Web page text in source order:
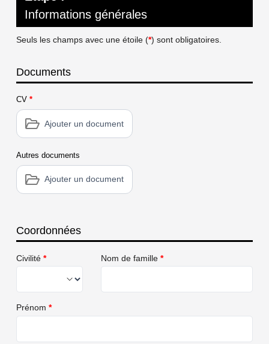
Informations générales
Seuls les champs avec une étoile (*) sont obligatoires.
Documents
CV*
Ajouter un document
Autres documents
Ajouter un document
Coordonnées
Civilité* Nom de famille*
Prénom*